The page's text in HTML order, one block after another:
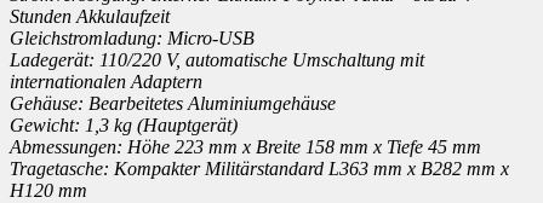
Stunden Akkulaufzeit
Gleichstromladung: Micro-USB
Ladegerät: 110/220 V, automatische Umschaltung mit
internationalen Adaptern
Gehäuse: Bearbeitetes Aluminiumgehäuse
Gewicht: 1,3 kg (Hauptgerät)
Abmessungen: Höhe 223 mm x Breite 158 mm x Tiefe 45 mm
Tragetasche: Kompakter Militärstandard L363 mm x B282 mm x
H120 mm